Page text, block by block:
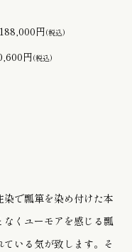
円(税込)
円(税込)
で瓢箪を染め付けた本
くユーモアを感じる瓢
いる気が致します。そ